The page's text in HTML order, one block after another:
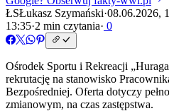
ŁSŁukasz Szymański·08.06.2026,
13:35·2 min czytania· 0
Ośrodek Sportu i Rekreacji
rekrutację na stanowisko
Bezpośredniej. Oferta dotyczy
zmianowym, na czas zastępstwa.